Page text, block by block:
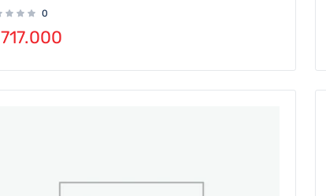
0
717.000